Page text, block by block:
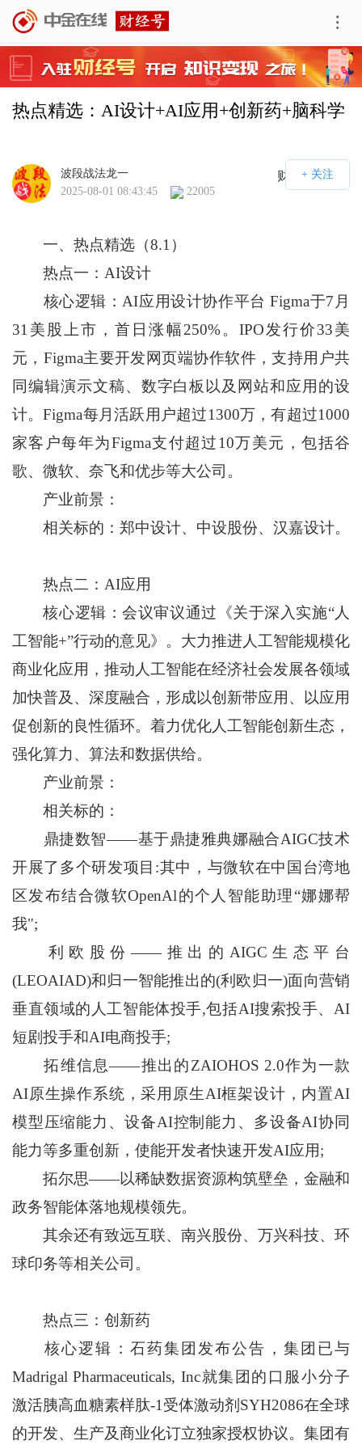
热点精选：AI设计+AI应用+创新药+脑科学
财经号APP
波段战法龙一
2025-08-01 08:43:45
22005
一、热点精选（8.1）
热点一：AI设计
核心逻辑：AI应用设计协作平台 Figma于7月
31美股上市，首日涨幅250%。IPO发行价33美
元，Figma主要开发网页端协作软件，支持用户共
同编辑演示文稿、数字白板以及网站和应用的设
计。Figma每月活跃用户超过1300万，有超过1000
家客户每年为Figma支付超过10万美元，包括谷
歌、微软、奈飞和优步等大公司。
产业前景：
相关标的：郑中设计、中设股份、汉嘉设计。
热点二：AI应用
核心逻辑：会议审议通过《关于深入实施“人
工智能+”行动的意见》。大力推进人工智能规模化
商业化应用，推动人工智能在经济社会发展各领域
加快普及、深度融合，形成以创新带应用、以应用
促创新的良性循环。着力优化人工智能创新生态，
强化算力、算法和数据供给。
产业前景：
相关标的：
鼎捷数智——基于鼎捷雅典娜融合AIGC技术
开展了多个研发项目:其中，与微软在中国台湾地
区发布结合微软OpenAl的个人智能助理“娜娜帮
我";
利欧股份——推出的AIGC生态平台
(LEOAIAD)和归一智能推出的(利欧归一)面向营销
垂直领域的人工智能体投手,包括AI搜索投手、AI
短剧投手和AI电商投手;
拓维信息——推出的ZAIOHOS 2.0作为一款
AI原生操作系统，采用原生AI框架设计，内置AI
模型压缩能力、设备AI控制能力、多设备AI协同
能力等多重创新，使能开发者快速开发AI应用;
拓尔思——以稀缺数据资源构筑壁垒，金融和
政务智能体落地规模领先。
其余还有致远互联、南兴股份、万兴科技、环
球印务等相关公司。
热点三：创新药
核心逻辑：石药集团发布公告，集团已与
Madrigal Pharmaceuticals, Inc就集团的口服小分子
激活胰高血糖素样肽-1受体激动剂SYH2086在全球
的开发、生产及商业化订立独家授权协议。集团有